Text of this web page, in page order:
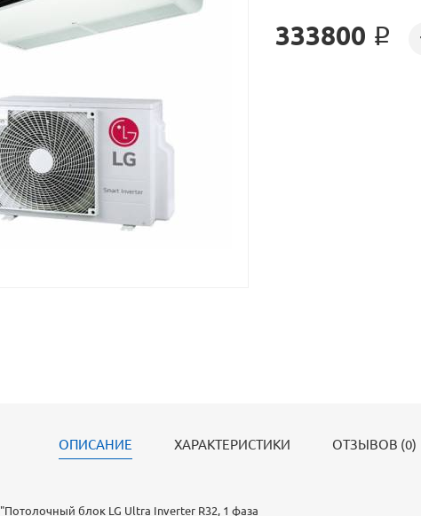
333800 ₽
ОПИСАНИЕ ХАРАКТЕРИСТИКИ ОТЗЫВОВ (0)
"Потолочный блок LG Ultra Inverter R32, 1 фаза